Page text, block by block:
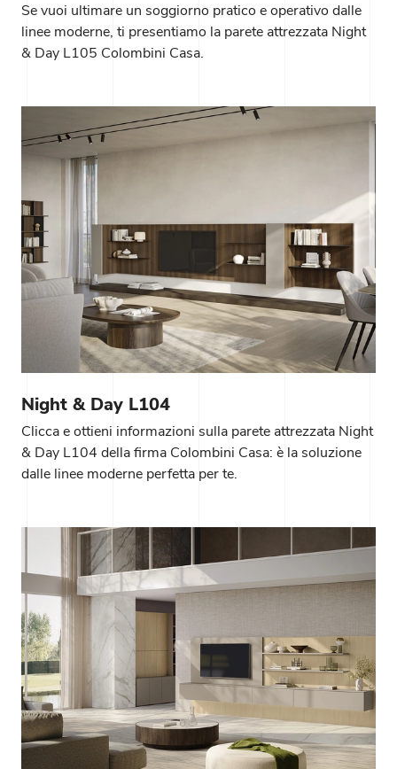
Se vuoi ultimare un soggiorno pratico e operativo dalle
linee moderne, ti presentiamo la parete attrezzata Night
& Day L105 Colombini Casa.
Night & Day L104
Clicca e ottieni informazioni sulla parete attrezzata Night
& Day L104 della firma Colombini Casa: è la soluzione
dalle linee moderne perfetta per te.